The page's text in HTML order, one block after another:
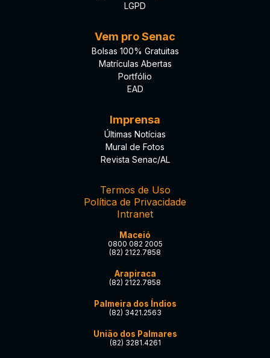
LGPD
Vem pro Senac
Bolsas 100% Gratuitas
Matrículas Abertas
Portfólio
EAD
Imprensa
Últimas Notícias
Mural de Fotos
Revista Senac/AL
Termos de Uso
Política de Privacidade
Intranet
Maceió
0800 082 2005
(82) 2122.7858
Arapiraca
(82) 2122.7858
Palmeira dos Índios
(82) 3421.2563
União dos Palmares
(82) 3281.4261